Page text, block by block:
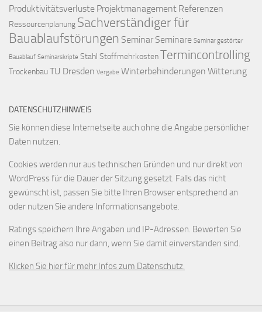
Produktivitätsverluste Projektmanagement Referenzen
Ressourcenplanung Sachverständiger für
Bauablaufstörungen Seminar Seminare Seminar gestörter
Bauablauf Seminarskripte Stahl StoffmehrkostenTermincontrolling
TrockenbauTU Dresden Vergabe Winterbehinderungen Witterung
DATENSCHUTZHINWEIS
Sie können diese Internetseite auch ohne die Angabe persönlicher
Daten nutzen.
Cookies werden nur aus technischen Gründen und nur direkt von
WordPress für die Dauer der Sitzung gesetzt. Falls das nicht
gewünscht ist, passen Sie bitte Ihren Browser entsprechend an
oder nutzen Sie andere Informationsangebote.
Ratings speichern Ihre Angaben und IP-Adressen. Bewerten Sie
einen Beitrag also nur dann, wenn Sie damit einverstanden sind.
Klicken Sie hier für mehr Infos zum Datenschutz.